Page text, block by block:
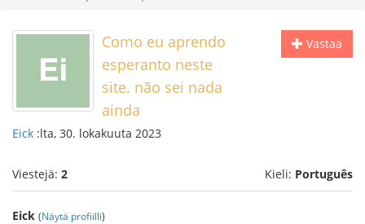
Vastaa
Como eu aprendo
esperanto neste
site. não sei nada
ainda
Eick :lta, 30. lokakuuta 2023
Viestejä: 2 Kieli: Português
Eick (Näytä profiilli)